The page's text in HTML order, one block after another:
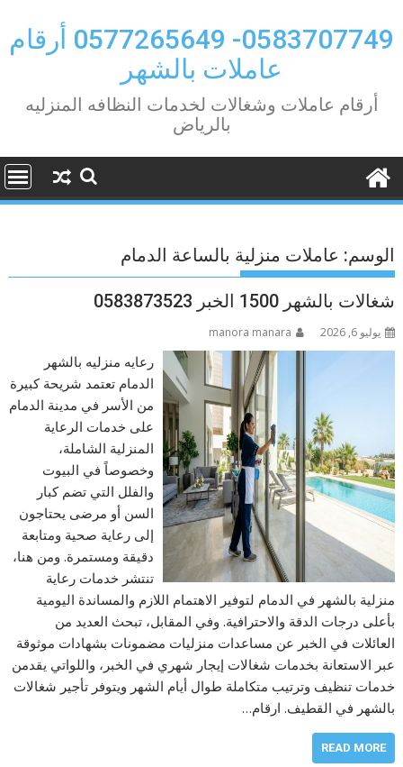
to
content
0583707749- 0577265649 أرقام
عاملات بالشهر
أرقام عاملات وشغالات لخدمات النظافه المنزليه
بالرياض
الوسم: عاملات منزلية بالساعة الدمام
شغالات بالشهر 1500 الخبر 0583873523
يوليو 6, 2026 manora manara
رعايه منزليه بالشهر
الدمام تعتمد شريحة كبيرة
من الأسر في مدينة الدمام
على خدمات الرعاية
المنزلية الشاملة،
وخصوصاً في البيوت
والفلل التي تضم كبار
السن أو مرضى يحتاجون
إلى رعاية صحية ومتابعة
دقيقة ومستمرة. ومن هنا،
تنتشر خدمات رعاية
منزلية بالشهر في الدمام لتوفير الاهتمام اللازم والمساندة اليومية
بأعلى درجات الدقة والاحترافية. وفي المقابل، تبحث العديد من
العائلات في الخبر عن مساعدات منزليات مضمونات بشهادات موثوقة
عبر الاستعانة بخدمات شغالات إيجار شهري في الخبر، واللواتي يقدمن
خدمات تنظيف وترتيب متكاملة طوال أيام الشهر ويتوفر تأجير شغالات
بالشهر في القطيف. ارقام…
READ MORE